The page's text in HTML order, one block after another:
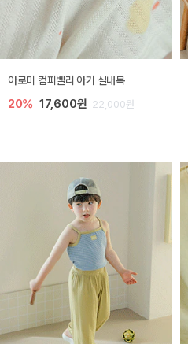
아로미 컴피벨리 아기 실내복
20% 17,600원 22,000원